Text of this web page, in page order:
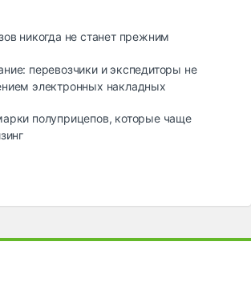
никогда не станет прежним
перевозчики и экспедиторы не
электронных накладных
полуприцепов, которые чаще